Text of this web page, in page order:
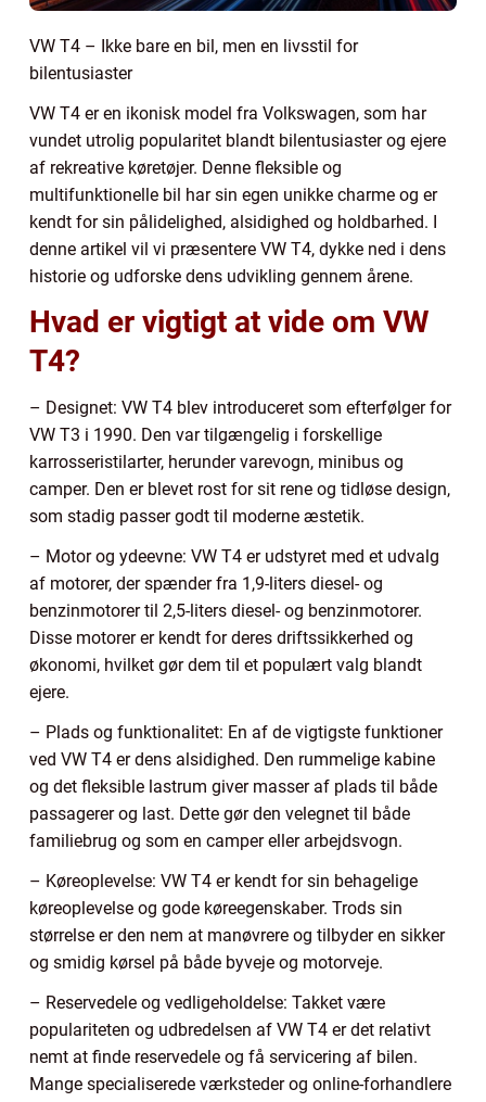
VW T4 – Ikke bare en bil, men en livsstil for
bilentusiaster
VW T4 er en ikonisk model fra Volkswagen, som har
vundet utrolig popularitet blandt bilentusiaster og ejere
af rekreative køretøjer. Denne fleksible og
multifunktionelle bil har sin egen unikke charme og er
kendt for sin pålidelighed, alsidighed og holdbarhed. I
denne artikel vil vi præsentere VW T4, dykke ned i dens
historie og udforske dens udvikling gennem årene.
Hvad er vigtigt at vide om VW
T4?
– Designet: VW T4 blev introduceret som efterfølger for
VW T3 i 1990. Den var tilgængelig i forskellige
karrosseristilarter, herunder varevogn, minibus og
camper. Den er blevet rost for sit rene og tidløse design,
som stadig passer godt til moderne æstetik.
– Motor og ydeevne: VW T4 er udstyret med et udvalg
af motorer, der spænder fra 1,9-liters diesel- og
benzinmotorer til 2,5-liters diesel- og benzinmotorer.
Disse motorer er kendt for deres driftssikkerhed og
økonomi, hvilket gør dem til et populært valg blandt
ejere.
– Plads og funktionalitet: En af de vigtigste funktioner
ved VW T4 er dens alsidighed. Den rummelige kabine
og det fleksible lastrum giver masser af plads til både
passagerer og last. Dette gør den velegnet til både
familiebrug og som en camper eller arbejdsvogn.
– Køreoplevelse: VW T4 er kendt for sin behagelige
køreoplevelse og gode køreegenskaber. Trods sin
størrelse er den nem at manøvrere og tilbyder en sikker
og smidig kørsel på både byveje og motorveje.
– Reservedele og vedligeholdelse: Takket være
populariteten og udbredelsen af VW T4 er det relativt
nemt at finde reservedele og få servicering af bilen.
Mange specialiserede værksteder og online-forhandlere